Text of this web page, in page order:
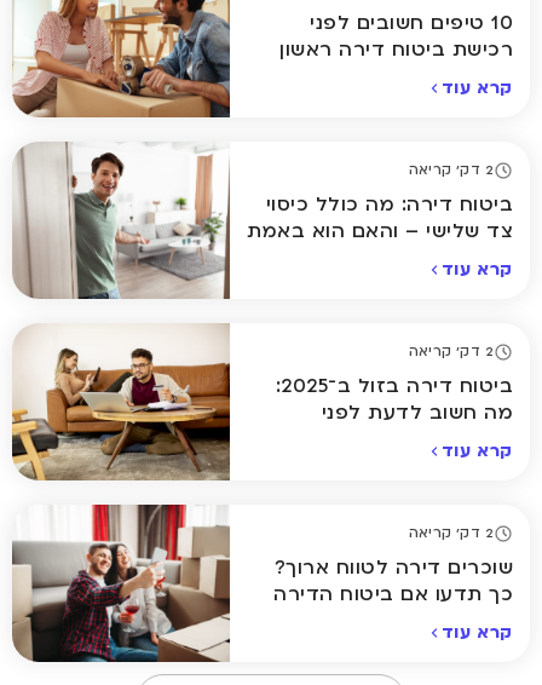
10 טיפים חשובים לפני
רכישת ביטוח דירה ראשון
קרא עוד
2 דק' קריאה
ביטוח דירה: מה כולל כיסוי
צד שלישי – והאם הוא באמת
קרא עוד
2 דק' קריאה
ביטוח דירה בזול ב־2025:
מה חשוב לדעת לפני
קרא עוד
2 דק' קריאה
שוכרים דירה לטווח ארוך?
כך תדעו אם ביטוח הדירה
קרא עוד